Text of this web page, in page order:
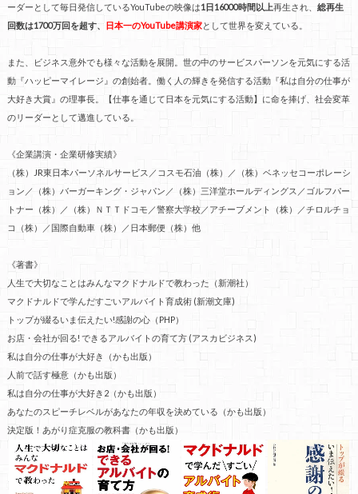
ーダーとして毎日発信しているYouTubeの映像は1日16000時間以上再生され、 総再生
回数は1700万回を超す、 日本一のYouTube講演家として世界を変えている。
また、ビジネス意外でも様々な活動を展開。世の中のサービスパーソンを元気にする活
動『ハッピーマイレージ』の創始者。働く人の輝きを発信する活動『私は自分の仕事が
大好き大賞』の理事長。【仕事を通じて日本を元気にする活動】に命を捧げ、社会変革
のリーダーとして邁進している。
《企業講演・企業研修実績》
（株）JR東日本パーソネルサービス／コスモ石油（株）／（株）ベネッセコーポレーシ
ョン／（株）バーガーキング・ジャパン／（株）三洋堂ホールディングス／ゴルフパー
トナー（株）／（株）ＮＴＴドコモ／警察大学校／アチーブメント（株）／チロルチョ
コ（株）／国際自動車（株）／日本郵便（株）他
《著書》
人生で大切なことはみんなマクドナルドで教わった（新潮社）
マクドナルドで学んだすごいアルバイト育成術 (新潮文庫)
トップが綴るいま伝えたい!感謝の心（PHP）
お店・会社が回る! できるアルバイトの育て方 (アスカビジネス)
私は自分の仕事が大好き（かも出版）
人前で話す極意（かも出版）
私は自分の仕事が大好き2（かも出版）
あなたのスピーチレベルがあなたの年収を決めている（かも出版）
決定版！あがり症克服の教科書（かも出版）